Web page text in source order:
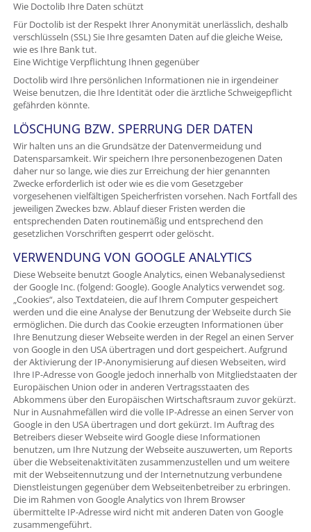
Wie Doctolib Ihre Daten schützt
Für Doctolib ist der Respekt Ihrer Anonymität unerlässlich, deshalb
verschlüsseln (SSL) Sie Ihre gesamten Daten auf die gleiche Weise,
wie es Ihre Bank tut.
Eine Wichtige Verpflichtung Ihnen gegenüber
Doctolib wird Ihre persönlichen Informationen nie in irgendeiner
Weise benutzen, die Ihre Identität oder die ärztliche Schweigepflicht
gefährden könnte.
LÖSCHUNG BZW. SPERRUNG DER DATEN
Wir halten uns an die Grundsätze der Datenvermeidung und
Datensparsamkeit. Wir speichern Ihre personenbezogenen Daten
daher nur so lange, wie dies zur Erreichung der hier genannten
Zwecke erforderlich ist oder wie es die vom Gesetzgeber
vorgesehenen vielfältigen Speicherfristen vorsehen. Nach Fortfall des
jeweiligen Zweckes bzw. Ablauf dieser Fristen werden die
entsprechenden Daten routinemäßig und entsprechend den
gesetzlichen Vorschriften gesperrt oder gelöscht.
VERWENDUNG VON GOOGLE ANALYTICS
Diese Webseite benutzt Google Analytics, einen Webanalysedienst
der Google Inc. (folgend: Google). Google Analytics verwendet sog.
„Cookies“, also Textdateien, die auf Ihrem Computer gespeichert
werden und die eine Analyse der Benutzung der Webseite durch Sie
ermöglichen. Die durch das Cookie erzeugten Informationen über
Ihre Benutzung dieser Webseite werden in der Regel an einen Server
von Google in den USA übertragen und dort gespeichert. Aufgrund
der Aktivierung der IP-Anonymisierung auf diesen Webseiten, wird
Ihre IP-Adresse von Google jedoch innerhalb von Mitgliedstaaten der
Europäischen Union oder in anderen Vertragsstaaten des
Abkommens über den Europäischen Wirtschaftsraum zuvor gekürzt.
Nur in Ausnahmefällen wird die volle IP-Adresse an einen Server von
Google in den USA übertragen und dort gekürzt. Im Auftrag des
Betreibers dieser Webseite wird Google diese Informationen
benutzen, um Ihre Nutzung der Webseite auszuwerten, um Reports
über die Webseitenaktivitäten zusammenzustellen und um weitere
mit der Webseitennutzung und der Internetnutzung verbundene
Dienstleistungen gegenüber dem Webseitenbetreiber zu erbringen.
Die im Rahmen von Google Analytics von Ihrem Browser
übermittelte IP-Adresse wird nicht mit anderen Daten von Google
zusammengeführt.